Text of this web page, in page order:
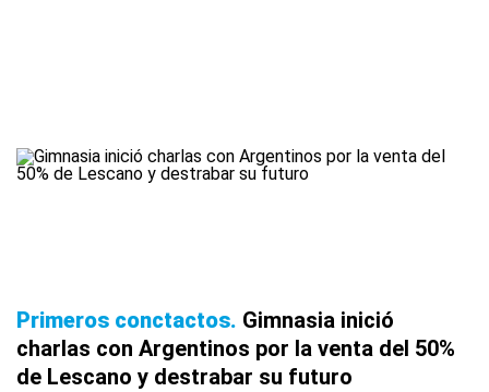
Primeros conctactos Gimnasia inició
charlas con Argentinos por la venta del 50%
de Lescano y destrabar su futuro